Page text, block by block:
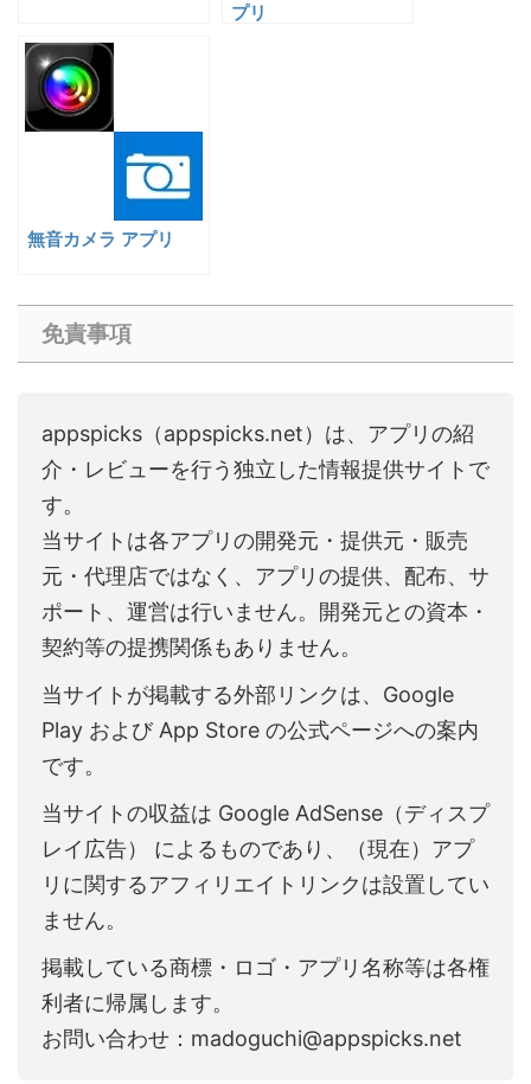
プリ
無音カメラ アプリ
免責事項
appspicks（appspicks.net）は、アプリの紹
介・レビューを行う独立した情報提供サイトで
す。
当サイトは各アプリの開発元・提供元・販売
元・代理店ではなく、アプリの提供、配布、サ
ポート、運営は行いません。開発元との資本・
契約等の提携関係もありません。
当サイトが掲載する外部リンクは、Google
Play および App Store の公式ページへの案内
です。
当サイトの収益は Google AdSense（ディスプ
レイ広告） によるものであり、（現在）アプ
リに関するアフィリエイトリンクは設置してい
ません。
掲載している商標・ロゴ・アプリ名称等は各権
利者に帰属します。
お問い合わせ：madoguchi@appspicks.net